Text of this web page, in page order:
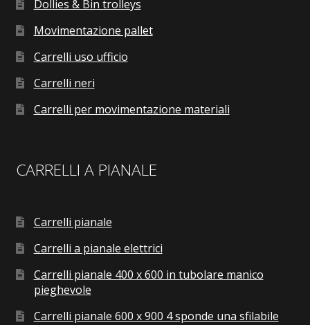
Dollies & Bin trolleys
Movimentazione pallet
Carrelli uso ufficio
Carrelli neri
Carrelli per movimentazione materiali
CARRELLI A PIANALE
Carrelli pianale
Carrelli a pianale elettrici
Carrelli pianale 400 x 600 in tubolare manico
pieghevole
Carrelli pianale 600 x 900 4 sponde una sfilabile